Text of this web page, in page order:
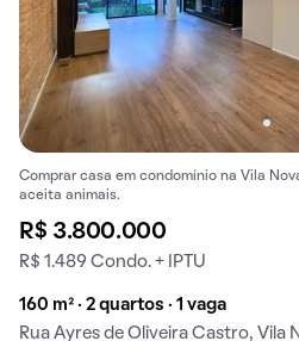
Comprar casa em condomínio na Vila
aceita animais.
R$ 3.800.000
R$ 1.489 Condo. + IPTU
160 m² · 2 quartos · 1 vaga
Rua Ayres de Oliveira Castro, Vila